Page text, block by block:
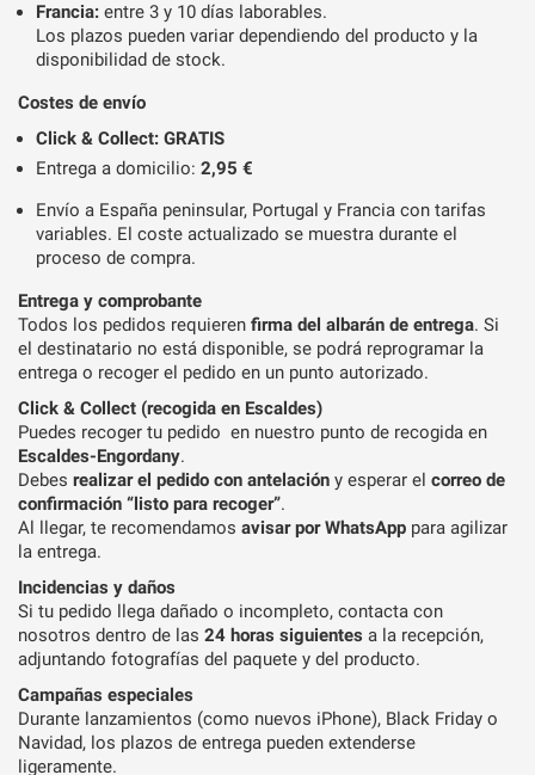
Francia: entre 3 y 10 días laborables.
Los plazos pueden variar dependiendo del producto y la
disponibilidad de stock.
Costes de envío
Click & Collect: GRATIS
Entrega a domicilio: 2,95 €
Envío a España peninsular, Portugal y Francia con tarifas
variables. El coste actualizado se muestra durante el
proceso de compra.
Entrega y comprobante
Todos los pedidos requieren firma del albarán de entrega. Si
el destinatario no está disponible, se podrá reprogramar la
entrega o recoger el pedido en un punto autorizado.
Click & Collect (recogida en Escaldes)
Puedes recoger tu pedido en nuestro punto de recogida en
Escaldes-Engordany.
Debes realizar el pedido con antelación y esperar el correo de
confirmación “listo para recoger”.
Al llegar, te recomendamos avisar por WhatsApp para agilizar
la entrega.
Incidencias y daños
Si tu pedido llega dañado o incompleto, contacta con
nosotros dentro de las 24 horas siguientes a la recepción,
adjuntando fotografías del paquete y del producto.
Campañas especiales
Durante lanzamientos (como nuevos iPhone), Black Friday o
Navidad, los plazos de entrega pueden extenderse
ligeramente.